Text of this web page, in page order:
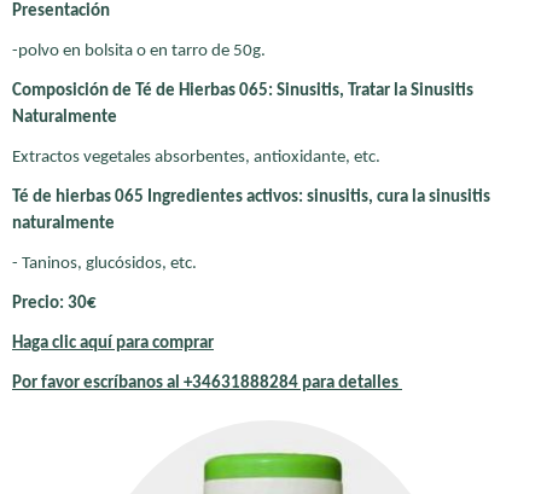
Presentación
-polvo en bolsita o en tarro de 50g.
Composición de Té de Hierbas 065: Sinusitis, Tratar la Sinusitis
Naturalmente
Extractos vegetales absorbentes, antioxidante, etc.
Té de hierbas 065 Ingredientes activos: sinusitis, cura la sinusitis
naturalmente
- Taninos, glucósidos, etc.
Precio: 30€
Haga clic aquí para comprar
Por favor escríbanos al +34631888284 para detalles